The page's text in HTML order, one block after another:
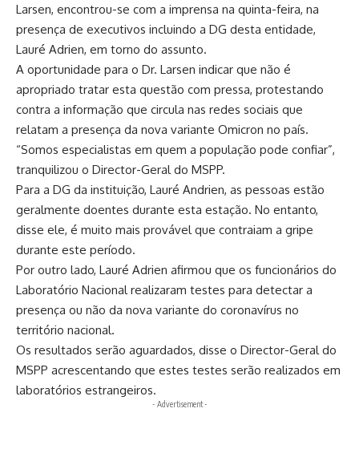
Larsen, encontrou-se com a imprensa na quinta-feira, na
presença de executivos incluindo a DG desta entidade,
Lauré Adrien, em torno do assunto.
A oportunidade para o Dr. Larsen indicar que não é
apropriado tratar esta questão com pressa, protestando
contra a informação que circula nas redes sociais que
relatam a presença da nova variante Omicron no país.
“Somos especialistas em quem a população pode confiar”,
tranquilizou o Director-Geral do MSPP.
Para a DG da instituição, Lauré Andrien, as pessoas estão
geralmente doentes durante esta estação. No entanto,
disse ele, é muito mais provável que contraiam a gripe
durante este período.
Por outro lado, Lauré Adrien afirmou que os funcionários do
Laboratório Nacional realizaram testes para detectar a
presença ou não da nova variante do coronavírus no
território nacional.
Os resultados serão aguardados, disse o Director-Geral do
MSPP acrescentando que estes testes serão realizados em
laboratórios estrangeiros.
- Advertisement -